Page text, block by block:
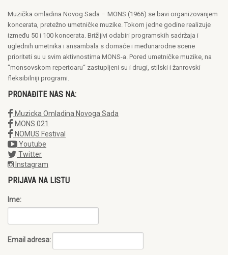
Muzička omladina Novog Sada – MONS (1966) se bavi organizovanjem
koncerata, pretežno umetničke muzike. Tokom jedne godine realizuje
između 50 i 100 koncerata. Brižljivi odabiri programskih sadržaja i
uglednih umetnika i ansambala s domaće i međunarodne scene
prioriteti su u svim aktivnostima MONS-a. Pored umetničke muzike, na
"monsovskom repertoaru“ zastupljeni su i drugi, stilski i žanrovski
fleksibilniji programi.
PRONAĐITE NAS NA:
Muzicka Omladina Novoga Sada
MONS 021
NOMUS Festival
Youtube
Twitter
Instagram
PRIJAVA NA LISTU
Ime:
Email adresa: